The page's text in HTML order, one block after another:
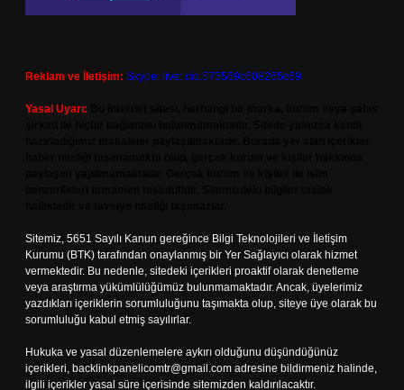
Reklam ve İletişim: Skype: live:.cid.575569c608265c69
Yasal Uyarı:
Sitemiz, 5651 Sayılı Kanun gereğince Bilgi Teknolojileri ve İletişim
Kurumu (BTK) tarafından onaylanmış bir Yer Sağlayıcı olarak hizmet
vermektedir. Bu nedenle, sitedeki içerikleri proaktif olarak denetleme
veya araştırma yükümlülüğümüz bulunmamaktadır. Ancak, üyelerimiz
yazdıkları içeriklerin sorumluluğunu taşımakta olup, siteye üye olarak bu
sorumluluğu kabul etmiş sayılırlar.
Hukuka ve yasal düzenlemelere aykırı olduğunu düşündüğünüz
içerikleri, backlinkpanelicomtr@gmail.com adresine bildirmeniz halinde,
ilgili içerikler yasal süre içerisinde sitemizden kaldırılacaktır.